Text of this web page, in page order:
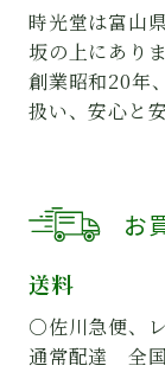
時光堂は富山
坂の上にありま
創業昭和20年
扱い、安心と
お
送料
○佐川急便、
通常配達 全